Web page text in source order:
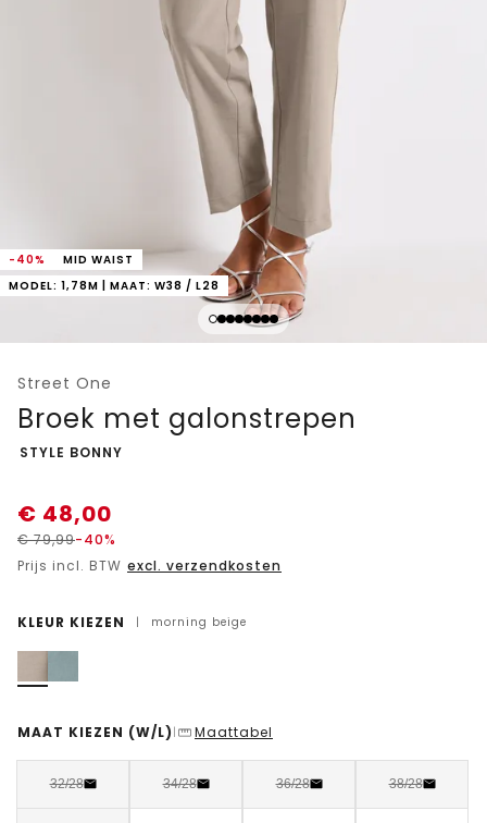
-40%
MID WAIST
MODEL: 1,78M | MAAT: W38 / L28
Street One
Broek met galonstrepen
-
STYLE BONNY
€ 48,00
€79,99-40%
Prijs incl. BTW excl. verzendkosten
KLEUR KIEZEN | morning beige
MAAT KIEZEN (W/L) | Maattabel
32/28 34/28 36/28 38/28